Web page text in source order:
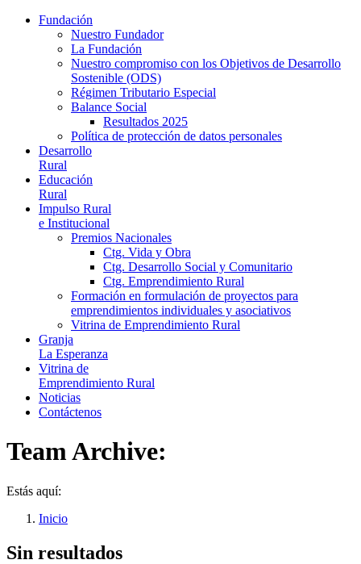
Fundación
Nuestro Fundador
La Fundación
Nuestro compromiso con los Objetivos de Desarrollo
Sostenible (ODS)
Régimen Tributario Especial
Balance Social
Resultados 2025
Política de protección de datos personales
Desarrollo
Rural
Educación
Rural
Impulso Rural
e Institucional
Premios Nacionales
Ctg. Vida y Obra
Ctg. Desarrollo Social y Comunitario
Ctg. Emprendimiento Rural
Formación en formulación de proyectos para
emprendimientos individuales y asociativos
Vitrina de Emprendimiento Rural
Granja
La Esperanza
Vitrina de
Emprendimiento Rural
Noticias
Contáctenos
Team Archive:
Estás aquí:
Inicio
Sin resultados